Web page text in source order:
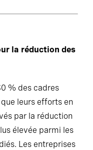
la réduction des
% des cadres
leurs efforts en
par la réduction
élevée parmi les
Les entreprises